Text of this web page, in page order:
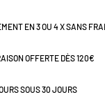
EN 3 OU 4 X SANS
OFFERTE DÈS 120€
SOUS 30 JOURS